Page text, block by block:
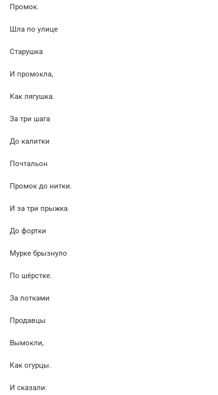
Промок.
Шла по улице
Старушка
И промокла,
Как лягушка.
За три шага
До калитки
Почтальон
Промок до нитки.
И за три прыжка
До фортки
Мурке брызнуло
По шёрстке.
За лотками
Продавцы
Вымокли,
Как огурцы.
И сказали: